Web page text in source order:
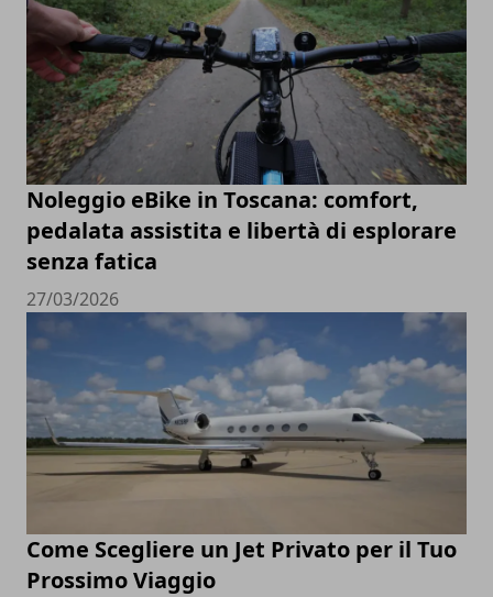
Noleggio eBike in Toscana: comfort,
pedalata assistita e libertà di esplorare
senza fatica
27/03/2026
Come Scegliere un Jet Privato per il Tuo
Prossimo Viaggio